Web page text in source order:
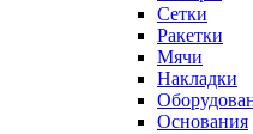
Сетки
Ракетки
Мячи
Накладки
Основания